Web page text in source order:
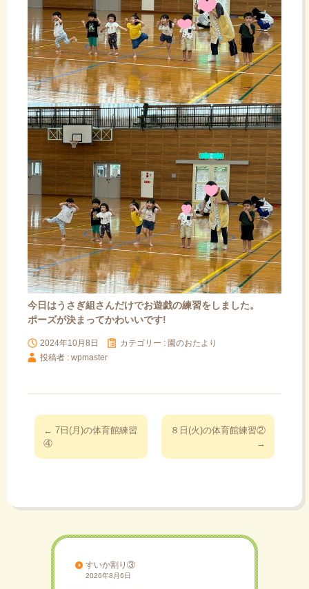
今日はうさぎ組さんだけでお遊戯の練習をしました。
ポーズが決まってかわいいです!
2024年10月8日 カテゴリー : 園のおたより
投稿者 : wpmaster
投
稿
ナ
← 7日(月)の体育館練習
④
８日(火)の体育館練習②
→
すいか割り③
2026年8月6日